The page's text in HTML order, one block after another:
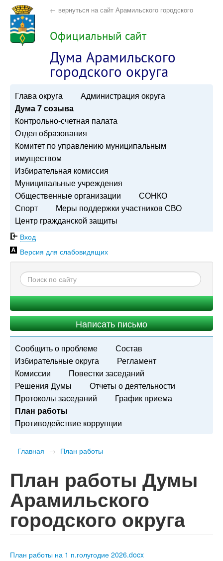
← вернуться на сайт Арамильского городского
округа
Официальный сайт
Дума Арамильского
городского округа
Глава округа
Администрация округа
Дума 7 созыва
Контрольно-счетная палата
Отдел образования
Комитет по управлению муниципальным
имуществом
Избирательная комиссия
Муниципальные учреждения
Общественные организации
СОНКО
Спорт
Меры поддержки участников СВО
Центр гражданской защиты
Вход
Версия для слабовидящих
Написать письмо
Сообщить о проблеме
Состав
Избирательные округа
Регламент
Комиссии
Повестки заседаний
Решения Думы
Отчеты о деятельности
Протоколы заседаний
График приема
План работы
Противодействие коррупции
Главная → План работы
План работы Думы
Арамильского
городского округа
План работы на 1 п.голугодие 2026.docx